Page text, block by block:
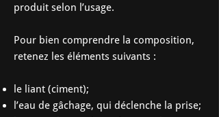
produit selon l’usage.
Pour bien comprendre la composition,
retenez les éléments suivants :
le liant (ciment);
l’eau de gâchage, qui déclenche la prise;